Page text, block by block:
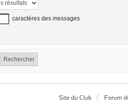
caractères des messages
Site du Club Forum